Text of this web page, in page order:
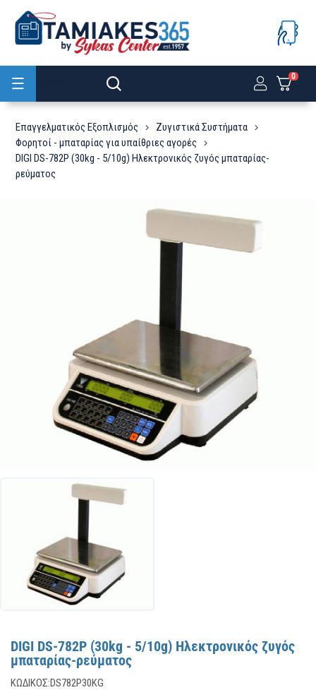
0
Επαγγελματικός Εξοπλισμός
Ζυγιστικά Συστήματα
Φορητοί - μπαταρίας για υπαίθριες αγορές
DIGI DS-782P (30kg - 5/10g) Ηλεκτρονικός ζυγός μπαταρίας-
ρεύματος
DIGI DS-782P (30kg - 5/10g) Ηλεκτρονικός ζυγός
μπαταρίας-ρεύματος
ΚΩΔΙΚΌΣ:DS782P30KG